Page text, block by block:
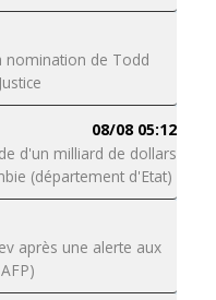
nomination de Todd
08/08 05:12
d'un milliard de dollars
(département d'Etat)
après une alerte aux